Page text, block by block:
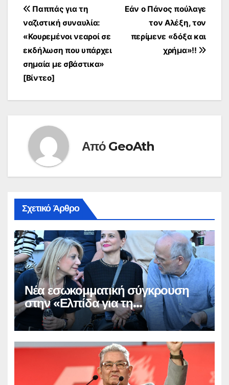
Πλοήγηση
άρθρων
Εάν ο Πάνος πούλαγε
τον Αλέξη, τον
περίμενε «δόξα και
χρήμα»!!
Παππάς για τη
ναζιστική συναυλία:
«Κουρεμένοι νεαροί σε
εκδήλωση που υπάρχει
σημαία με σβάστικα»
[Βίντεο]
Από GeoAth
Σχετικό Άρθρο
Νέα εσωκομματική σύγκρουση
στην «Ελπίδα για τη
Δημοκρατία»